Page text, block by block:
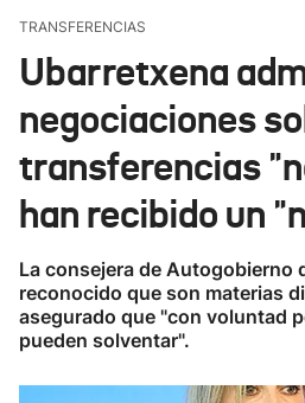
TRANSFERENCIAS
Ubarretxena
negociaciones
transferencias
han recibido un
La consejera de Autogobierno
reconocido que son materias
asegurado que "con voluntad
pueden solventar".